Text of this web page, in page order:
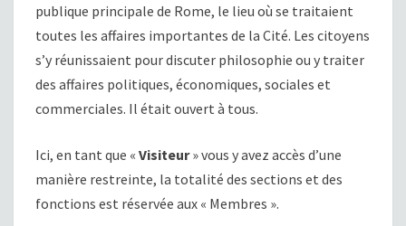
publique principale de Rome, le lieu où se traitaient
toutes les affaires importantes de la Cité. Les citoyens
s’y réunissaient pour discuter philosophie ou y traiter
des affaires politiques, économiques, sociales et
commerciales. Il était ouvert à tous.
Ici, en tant que « Visiteur» vous y avez accès d’une
manière restreinte, la totalité des sections et des
fonctions est réservée aux « Membres ».